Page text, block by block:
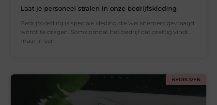
Laat je personeel stralen in onze bedrijfskleding
Bedrijfskleding is speciale kleding die werknemers gevraagd
wordt te dragen. Soms omdat het bedrijf dat prettig vindt,
maar in een
BEDRIJVEN